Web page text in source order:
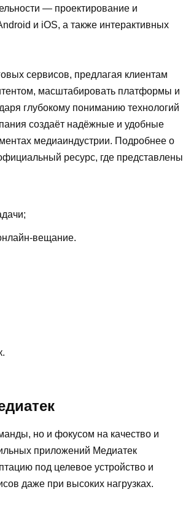
— проектирование и
и iOS, а также интерактивных
сервисов, предлагая клиентам
масштабировать платформы и
глубокому пониманию технологий
создаёт надёжные и удобные
медиаиндустрии. Подробнее о
ресурс, где представлены
вещание.
но и фокусом на качество и
приложений Медиатек
под целевое устройство и
даже при высоких нагрузках.